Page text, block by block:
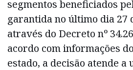
segmentos beneficiados
garantida no último dia 27
através do Decreto nº
acordo com informações
estado, a decisão atende a